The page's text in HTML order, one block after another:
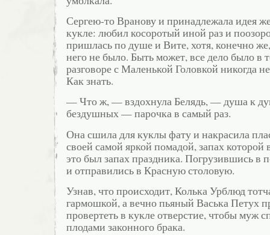
Сергею-то Вранову и принадлежала идея
кукле: любил косоротый иной раз и
пришлась по душе и Вите, хотя, конечно
него не было. Быть может, все дело было в
разговоре с Маленькой Головкой никогда
Как знать.
— Что ж, — вздохнула Белядь, — душа к
бездушных — парочка в самый раз.
Она сшила для куклы фату и накрасила
своей самой яркой помадой, запах которой
это был запах праздника. Погрузившись в
и отправились в Красную столовую.
Узнав, что происходит, Колька Урблюд
гармошкой, а вечно пьяный Васька Петух
провертеть в кукле отверстие, чтобы муж
плодами законного брака.